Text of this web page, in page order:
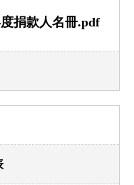
度捐款人名冊.pdf